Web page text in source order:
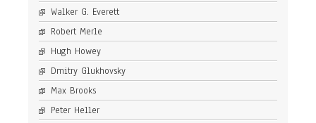
Walker G. Everett
Robert Merle
Hugh Howey
Dmitry Glukhovsky
Max Brooks
Peter Heller